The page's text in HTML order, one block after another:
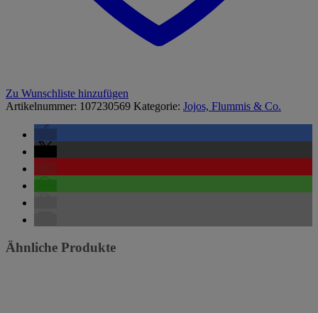
Zu Wunschliste hinzufügen
Artikelnummer: 107230569 Kategorie: Jojos, Flummis & Co.
Ähnliche Produkte